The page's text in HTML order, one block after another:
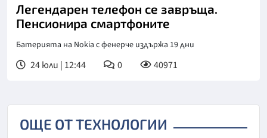
Легендарен телефон се завръща.
Пенсионира смартфоните
Батерията на Nokia с фенерче издържа 19 дни
24 юли | 12:44 0 40971
ОЩЕ ОТ ТЕХНОЛОГИИ